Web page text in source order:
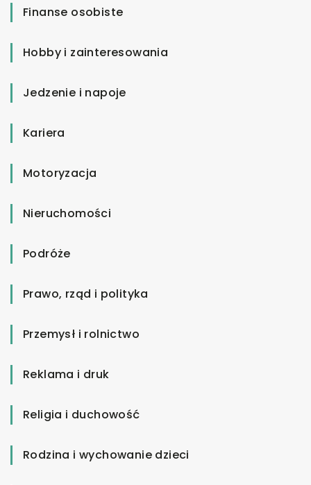
Finanse osobiste
Hobby i zainteresowania
Jedzenie i napoje
Kariera
Motoryzacja
Nieruchomości
Podróże
Prawo, rząd i polityka
Przemysł i rolnictwo
Reklama i druk
Religia i duchowość
Rodzina i wychowanie dzieci